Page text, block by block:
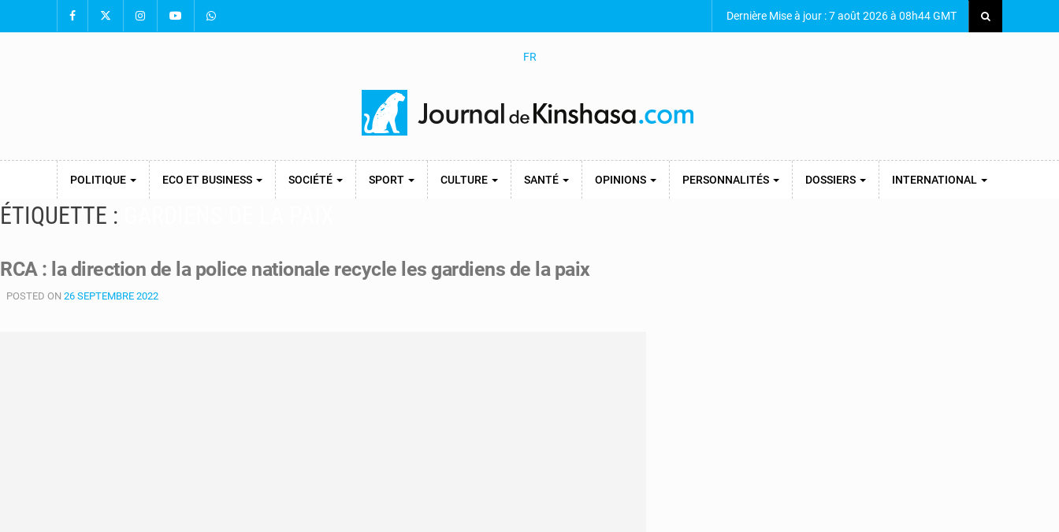
Dernière Mise à jour : 7 août 2026 à 08h44 GMT
FR
POLITIQUE ECO ET BUSINESS SOCIÉTÉ SPORT CULTURE SANTÉ OPINIONS PERSONNALITÉS DOSSIERS INTERNATIONAL
ÉTIQUETTE :
RCA : la direction de la police nationale recycle les gardiens de la paix
POSTED ON 26 SEPTEMBRE 2022